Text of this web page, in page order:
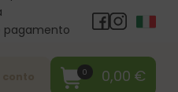
pagamento
0 0,00 €